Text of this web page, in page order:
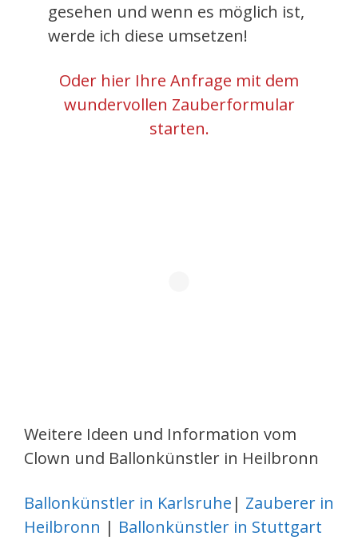
gesehen und wenn es möglich ist,
werde ich diese umsetzen!
Oder hier Ihre Anfrage mit dem
wundervollen Zauberformular
starten.
Weitere Ideen und Information vom
Clown und Ballonkünstler in Heilbronn
Ballonkünstler in Karlsruhe | Zauberer in
Heilbronn | Ballonkünstler in Stuttgart